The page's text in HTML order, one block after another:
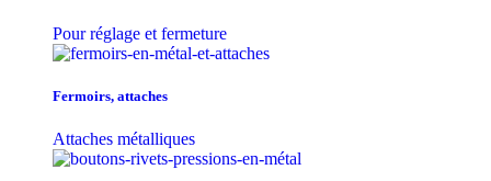
Pour réglage et fermeture
Fermoirs, attaches
Attaches métalliques